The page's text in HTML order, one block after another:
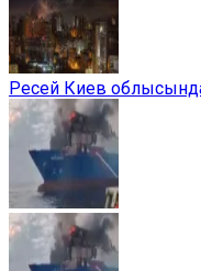
Ресей Киев